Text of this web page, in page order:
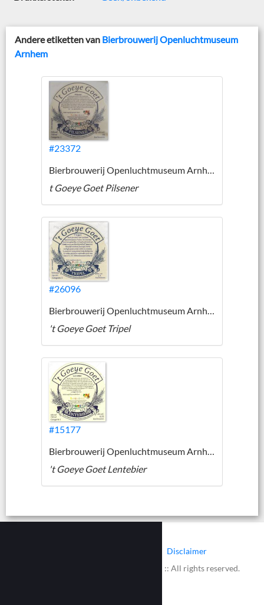
Andere etiketten van Bierbrouwerij Openluchtmuseum
Arnhem
#23372
t Goeye Goet Pilsener
#26096
't Goeye Goet Tripel
#15177
't Goeye Goet Lentebier
Disclaimer
© 2002 - 2026 :: www.bieretiketten.nl :: All rights reserved.